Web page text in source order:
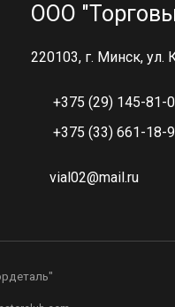
ООО
220103, г. Минск, ул.
+375 (29) 145-81-
+375 (33) 661-18-
vial02@mail.ru